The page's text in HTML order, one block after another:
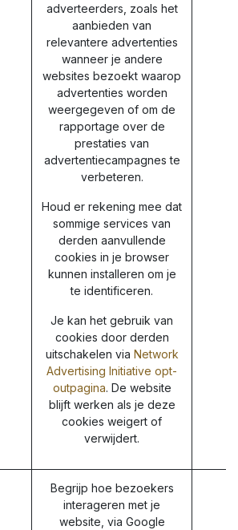
adverteerders, zoals het
aanbieden van
relevantere advertenties
wanneer je andere
websites bezoekt waarop
advertenties worden
weergegeven of om de
rapportage over de
prestaties van
advertentiecampagnes te
verbeteren.
Houd er rekening mee dat
sommige services van
derden aanvullende
cookies in je browser
kunnen installeren om je
te identificeren.
Je kan het gebruik van
cookies door derden
uitschakelen via Network
Advertising Initiative opt-
outpagina. De website
blijft werken als je deze
cookies weigert of
verwijdert.
Begrijp hoe bezoekers
interageren met je
website, via Google